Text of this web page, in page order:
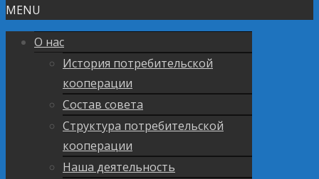
MENU
О нас
История потребительской
кооперации
Состав совета
Структура потребительской
кооперации
Наша деятельность